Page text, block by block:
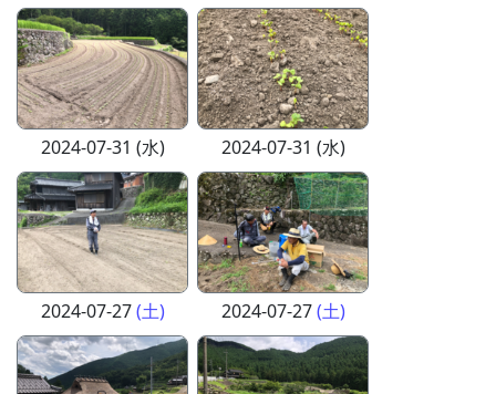
2024-07-31 (水) 2024-07-31 (水)
2024-07-27(土) 2024-07-27(土)